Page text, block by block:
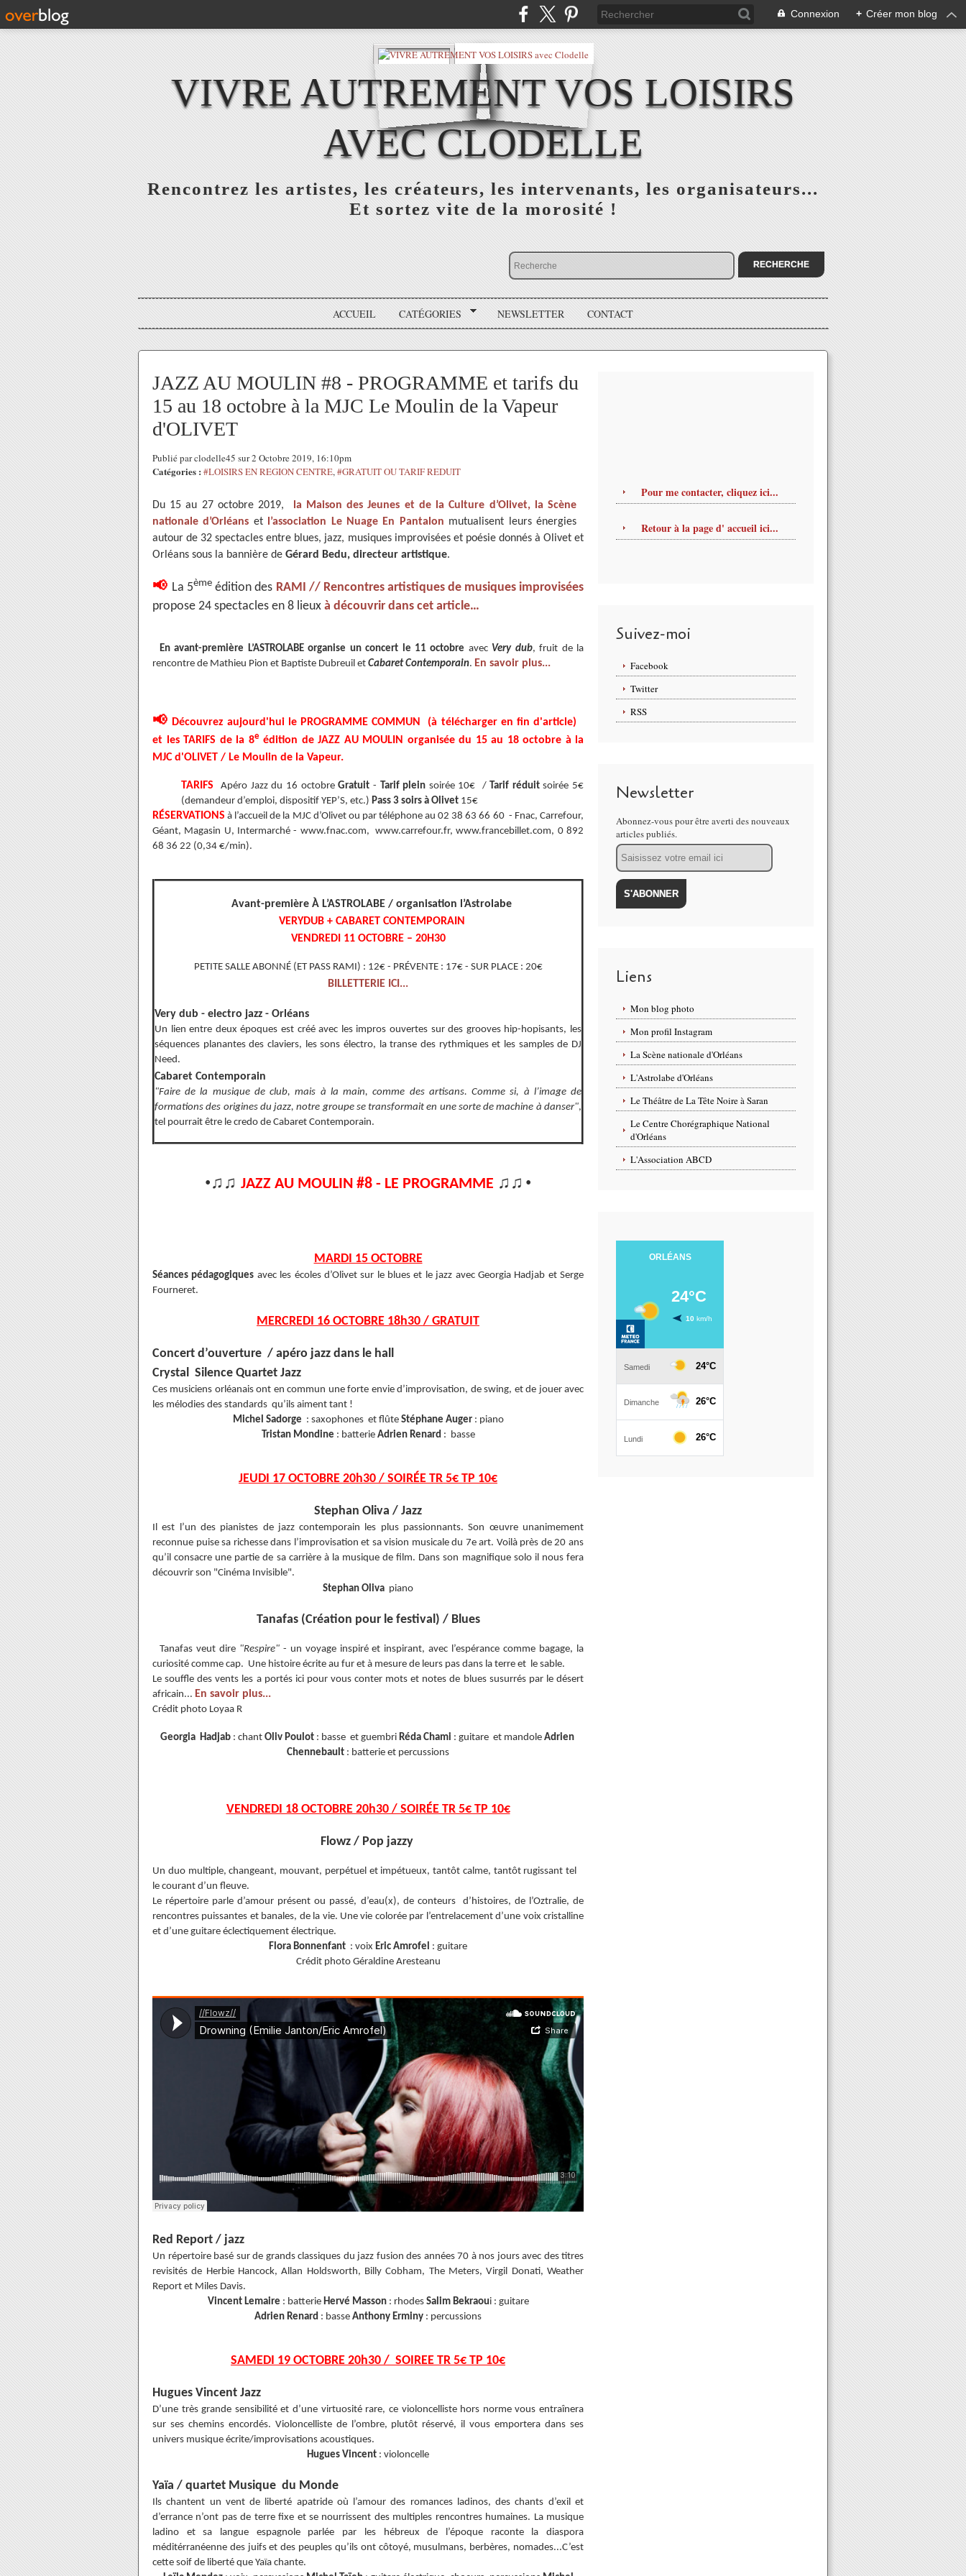
Connexion + Créer mon blog
VIVRE AUTREMENT VOS LOISIRS
AVEC CLODELLE
Rencontrez les artistes, les créateurs, les intervenants, les organisateurs...
Et sortez vite de la morosité !
ACCUEIL CATÉGORIES NEWSLETTER CONTACT
JAZZ AU MOULIN #8 - PROGRAMME et tarifs du
15 au 18 octobre à la MJC Le Moulin de la Vapeur
d'OLIVET
Publié par clodelle45 sur 2 Octobre 2019, 16:10pm
Catégories : #LOISIRS EN REGION CENTRE,#GRATUIT OU TARIF REDUIT
Du 15 au 27 octobre 2019, la Maison des Jeunes et de la Culture d’Olivet,
la Scène
nationale d’Orléans et l’association Le Nuage En Pantalon mutualisent leurs énergies
autour de 32 spectacles entre blues, jazz, musiques improvisées et poésie donnés à Olivet et
Orléans sous la bannière de Gérard Bedu, directeur artistique.
📢 La 5ème édition des RAMI // Rencontres artistiques de musiques improvisées
propose 24 spectacles en 8 lieux à découvrir dans cet article…
En avant-première L’ASTROLABE organise un concert le 11 octobre avec Very dub, fruit de la
rencontre de Mathieu Pion et Baptiste Dubreuil et Cabaret Contemporain. En savoir plus...
📢Découvrez aujourd'hui le PROGRAMME COMMUN (à télécharger en fin d'article)
et les TARIFS de la 8eédition de JAZZ AU MOULIN organisée du 15 au 18 octobre à la
MJC d'OLIVET / Le Moulin de la Vapeur.
TARIFS Apéro Jazz du 16 octobreGratuit - Tarif plein soirée 10€ /Tarif réduitsoirée 5€
(demandeur d’emploi, dispositif YEP’S, etc.) Pass 3 soirs à Olivet 15€
RÉSERVATIONS à l’accueil de la MJC d’Olivet ou par téléphone au 02 38 63 66 60 - Fnac, Carrefour,
Géant, Magasin U, Intermarché - www.fnac.com, www.carrefour.fr, www.francebillet.com, 0 892
68 36 22 (0,34 €/min).
Avant-première À L’ASTROLABE / organisation l’Astrolabe
VERYDUB + CABARET CONTEMPORAIN
VENDREDI 11 OCTOBRE – 20H30
PETITE SALLE ABONNÉ (ET PASS RAMI) : 12€ - PRÉVENTE : 17€ - SUR PLACE : 20€
BILLETTERIE ICI...
Very dub - electro jazz - Orléans
Un lien entre deux époques est créé avec les impros ouvertes sur des grooves hip-hopisants, les
séquences planantes des claviers, les sons électro, la transe des rythmiques et les samples de DJ
Need.
Cabaret Contemporain
"Faire de la musique de club, mais à la main, comme des artisans. Comme si, à l’image de
formations des origines du jazz, notre groupe se transformait en une sorte de machine à danser",
tel pourrait être le credo de Cabaret Contemporain.
•♫♫ JAZZ AU MOULIN #8 - LE PROGRAMME ♫♫ •
MARDI 15 OCTOBRE
Séances pédagogiques avec les écoles d’Olivet sur le blues et le jazz avec Georgia Hadjab et Serge
Fourneret.
MERCREDI 16 OCTOBRE 18h30 / GRATUIT
Concert d’ouverture / apéro jazz dans le hall
Crystal Silence Quartet Jazz
Ces musiciens orléanais ont en commun une forte envie d’improvisation, de swing, et de jouer avec
les mélodies des standards qu’ils aiment tant !
Michel Sadorge : saxophones et flûte Stéphane Auger: piano
Tristan Mondine : batterie Adrien Renard : basse
JEUDI 17 OCTOBRE 20h30 / SOIRÉE TR 5€ TP 10€
Stephan Oliva / Jazz
Il est l’un des pianistes de jazz contemporain les plus passionnants. Son œuvre unanimement
reconnue puise sa richesse dans l’improvisation et sa vision musicale du 7e art. Voilà près de 20 ans
qu’il consacre une partie de sa carrière à la musique de film. Dans son magnifique solo il nous fera
découvrir son "Cinéma Invisible".
Stephan Oliva piano
Tanafas (Création pour le festival) / Blues
Tanafas veut dire "Respire" - un voyage inspiré et inspirant, avec l’espérance comme bagage, la
curiosité comme cap. Une histoire écrite au fur et à mesure de leurs pas dans la terre et le sable.
Le souffle des vents les a portés ici pour vous conter mots et notes de blues susurrés par le désert
africain... En savoir plus...
Crédit photo Loyaa R
Georgia Hadjab : chant Oliv Poulot: basse et guembri Réda Chami : guitare et mandole Adrien
Chennebault : batterie et percussions
VENDREDI 18 OCTOBRE 20h30 / SOIRÉE TR 5€ TP 10€
Flowz / Pop jazzy
Un duo multiple, changeant, mouvant, perpétuel et impétueux, tantôt calme, tantôt rugissant tel
le courant d’un fleuve.
Le répertoire parle d’amour présent ou passé, d’eau(x), de conteurs d’histoires, de l’Oztralie, de
rencontres puissantes et banales, de la vie. Une vie colorée par l’entrelacement d’une voix cristalline
et d’une guitare éclectiquement électrique.
Flora Bonnenfant : voix Eric Amrofel : guitare
Crédit photo Géraldine Aresteanu
Red Report / jazz
Un répertoire basé sur de grands classiques du jazz fusion des années 70 à nos jours avec des titres
revisités de Herbie Hancock, Allan Holdsworth, Billy Cobham, The Meters, Virgil Donati, Weather
Report et Miles Davis.
Vincent Lemaire : batterie Hervé Masson: rhodes Salim Bekraoui : guitare
Adrien Renard : basse Anthony Erminy : percussions
SAMEDI 19 OCTOBRE 20h30 / SOIREE TR 5€ TP 10€
Hugues Vincent Jazz
D’une très grande sensibilité et d’une virtuosité rare, ce violoncelliste hors norme vous entraînera
sur ses chemins encordés. Violoncelliste de l’ombre, plutôt réservé, il vous emportera dans ses
univers musique écrite/improvisations acoustiques.
Hugues Vincent : violoncelle
Yaïa / quartet Musique du Monde
Ils chantent un vent de liberté apatride où l’amour des romances ladinos, des chants d’exil et
d’errance n’ont pas de terre fixe et se nourrissent des multiples rencontres humaines. La musique
ladino et sa langue espagnole parlée par les hébreux de l’époque raconte la diaspora
méditérranéenne des juifs et des peuples qu’ils ont côtoyé, musulmans, berbères, nomades...C’est
cette soif de liberté que Yaïa chante.
Pour me contacter, cliquez ici...
Retour à la page d' accueil ici...
Suivez-moi
Facebook
Twitter
RSS
Newsletter
Abonnez-vous pour être averti des nouveaux
articles publiés.
Email
Liens
Mon blog photo
Mon profil Instagram
La Scène nationale d'Orléans
L'Astrolabe d'Orléans
Le Théâtre de La Tête Noire à Saran
Le Centre Chorégraphique National
d'Orléans
L'Association ABCD